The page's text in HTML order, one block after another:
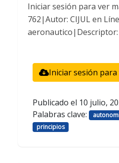
Iniciar sesión para ver
762|Autor: CIJUL en
Iniciar sesión para
Publicado el 10 julio,
Palabras clave:
principios